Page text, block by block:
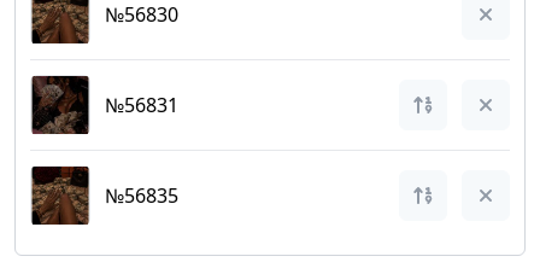
№56830
№56831
№56835